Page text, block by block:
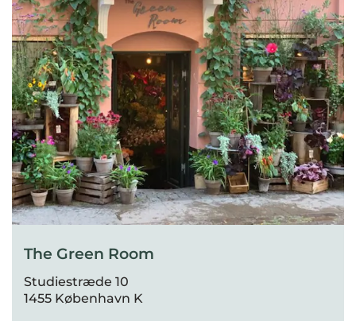
The Green Room
Studiestræde 10
1455 København K